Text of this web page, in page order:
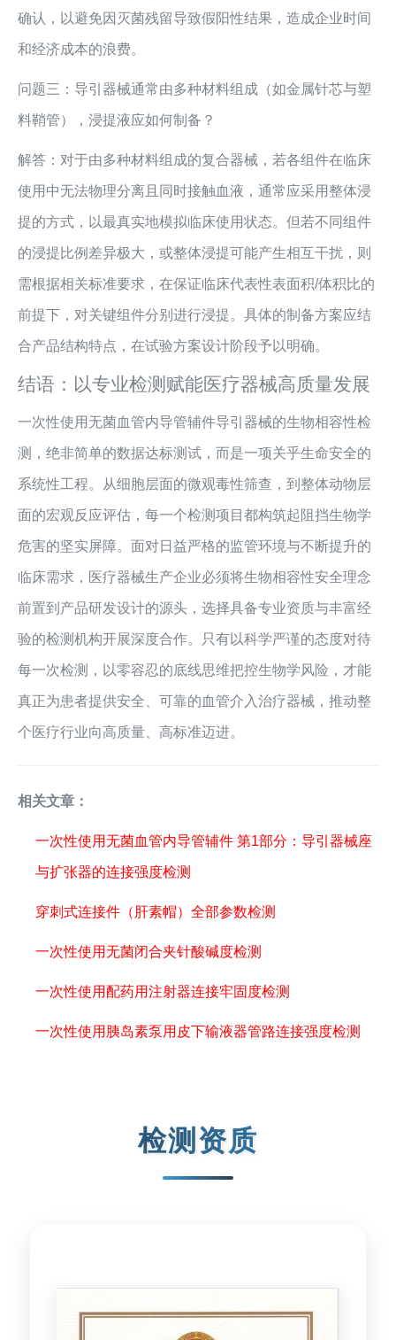
确认，以避免因灭菌残留导致假阳性结果，造成企业时间
和经济成本的浪费。
问题三：导引器械通常由多种材料组成（如金属针芯与塑
料鞘管），浸提液应如何制备？
解答：对于由多种材料组成的复合器械，若各组件在临床
使用中无法物理分离且同时接触血液，通常应采用整体浸
提的方式，以最真实地模拟临床使用状态。但若不同组件
的浸提比例差异极大，或整体浸提可能产生相互干扰，则
需根据相关标准要求，在保证临床代表性表面积/体积比的
前提下，对关键组件分别进行浸提。具体的制备方案应结
合产品结构特点，在试验方案设计阶段予以明确。
结语：以专业检测赋能医疗器械高质量发展
一次性使用无菌血管内导管辅件导引器械的生物相容性检
测，绝非简单的数据达标测试，而是一项关乎生命安全的
系统性工程。从细胞层面的微观毒性筛查，到整体动物层
面的宏观反应评估，每一个检测项目都构筑起阻挡生物学
危害的坚实屏障。面对日益严格的监管环境与不断提升的
临床需求，医疗器械生产企业必须将生物相容性安全理念
前置到产品研发设计的源头，选择具备专业资质与丰富经
验的检测机构开展深度合作。只有以科学严谨的态度对待
每一次检测，以零容忍的底线思维把控生物学风险，才能
真正为患者提供安全、可靠的血管介入治疗器械，推动整
个医疗行业向高质量、高标准迈进。
相关文章：
一次性使用无菌血管内导管辅件 第1部分：导引器械座
与扩张器的连接强度检测
穿刺式连接件（肝素帽）全部参数检测
一次性使用无菌闭合夹针酸碱度检测
一次性使用配药用注射器连接牢固度检测
一次性使用胰岛素泵用皮下输液器管路连接强度检测
检测资质